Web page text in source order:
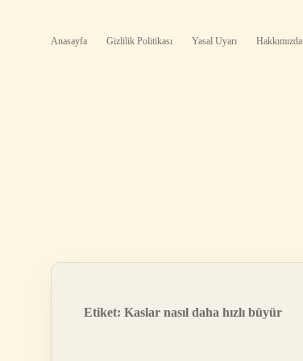
Anasayfa Gizlilik Politikası Yasal Uyarı Hakkımızda
Etiket: Kaslar nasıl daha hızlı büyür